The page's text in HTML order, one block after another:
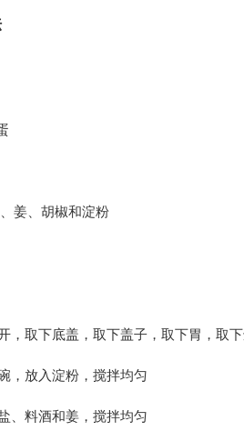
姜、胡椒和淀粉
，取下底盖，取下盖子，取下胃，取
，放入淀粉，搅拌均匀
、料酒和姜，搅拌均匀